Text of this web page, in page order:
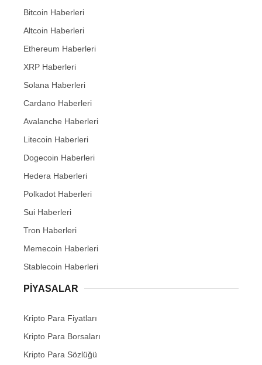
Bitcoin Haberleri
Altcoin Haberleri
Ethereum Haberleri
XRP Haberleri
Solana Haberleri
Cardano Haberleri
Avalanche Haberleri
Litecoin Haberleri
Dogecoin Haberleri
Hedera Haberleri
Polkadot Haberleri
Sui Haberleri
Tron Haberleri
Memecoin Haberleri
Stablecoin Haberleri
PIYASALAR
Kripto Para Fiyatları
Kripto Para Borsaları
Kripto Para Sözlüğü